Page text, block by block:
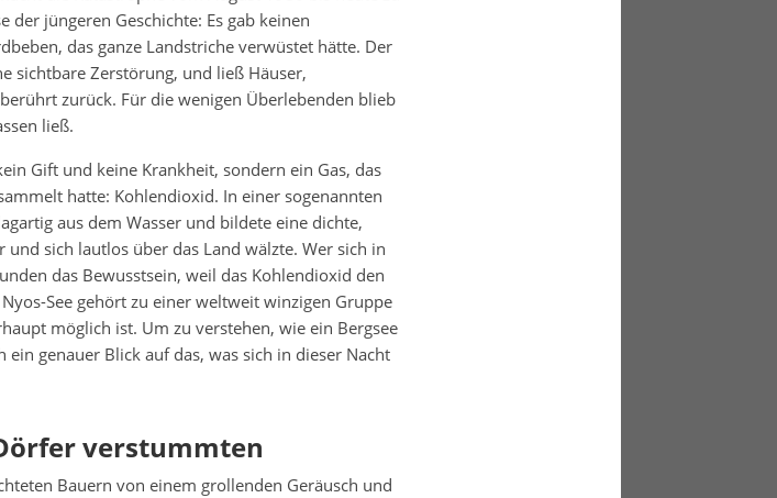
jüngeren Geschichte: Es gab keinen
das ganze Landstriche verwüstet hätte. Der
sichtbare Zerstörung, und ließ Häuser,
zurück. Für die wenigen Überlebenden blieb
ließ.
Gift und keine Krankheit, sondern ein Gas, das
hatte: Kohlendioxid. In einer sogenannten
aus dem Wasser und bildete eine dichte,
sich lautlos über das Land wälzte. Wer sich in
das Bewusstsein, weil das Kohlendioxid den
See gehört zu einer weltweit winzigen Gruppe
möglich ist. Um zu verstehen, wie ein Bergsee
genauer Blick auf das, was sich in dieser Nacht
verstummten
Bauern von einem grollenden Geräusch und